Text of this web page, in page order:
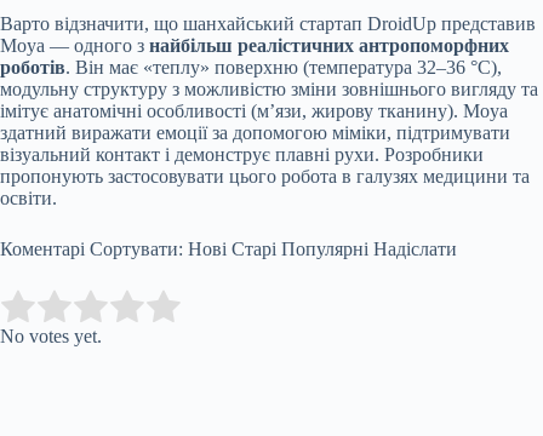
Варто відзначити, що шанхайський стартап DroidUp представив
Moya — одного з найбільш реалістичних антропоморфних
роботів. Він має «теплу» поверхню (температура 32–36 °C),
модульну структуру з можливістю зміни зовнішнього вигляду та
імітує анатомічні особливості (м’язи, жирову тканину). Moya
здатний виражати емоції за допомогою міміки, підтримувати
візуальний контакт і демонструє плавні рухи. Розробники
пропонують застосовувати цього робота в галузях медицини та
освіти.
Коментарі Сортувати: Нові Старі Популярні Надіслати
Rate this item:
No votes yet.